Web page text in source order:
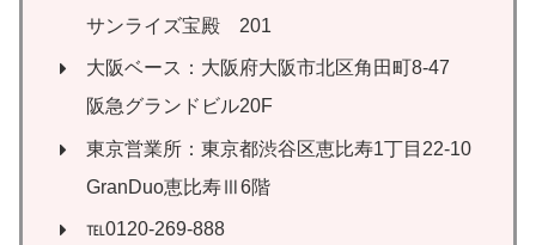
サンライズ宝殿 201
大阪ベース：大阪府大阪市北区角田町8-47
阪急グランドビル20F
東京営業所：東京都渋谷区恵比寿1丁目22-10
GranDuo恵比寿Ⅲ6階
℡0120-269-888